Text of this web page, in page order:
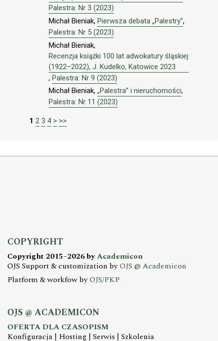
Palestra: Nr 3 (2023)
Michał Bieniak, Pierwsza debata „Palestry”,
Palestra: Nr 5 (2023)
Michał Bieniak,
Recenzja książki 100 lat adwokatury śląskiej
(1922–2022), J. Kudelko, Katowice 2023
, Palestra: Nr 9 (2023)
Michał Bieniak, „Palestra” i nieruchomości,
Palestra: Nr 11 (2023)
1 2 3 4 > >>
COPYRIGHT
Copyright 2015–2026 byAcademicon
OJS Support & customization byOJS @ Academicon
Platform & workfow byOJS/PKP
OJS @ ACADEMICON
OFERTA DLA CZASOPISM
Konfiguracja | Hosting | Serwis | Szkolenia